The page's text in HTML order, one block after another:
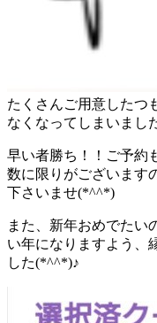
たくさんご用意したつ
なくなってしまいまし
早い者勝ち！！ご予約
数に限りがございます
下さいませ(*^^*)
また、新年おめでたい
い年になりますよう、
した(*^^*)♪